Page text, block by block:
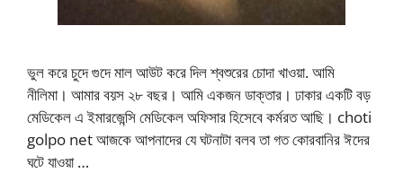
ভুল করে চুদে গুদে মাল আউট করে দিল শ্বশুরের চোদা খাওয়া. আমি
নীলিমা। আমার বয়স ২৮ বছর। আমি একজন ডাক্তার। ঢাকার একটি বড়
মেডিকেল এ ইমারজেন্সি মেডিকেল অফিসার হিসেবে কর্মরত আছি। choti
golpo net আজকে আপনাদের যে ঘটনাটা বলব তা গত কোরবানির ঈদের
ঘটে যাওয়া …